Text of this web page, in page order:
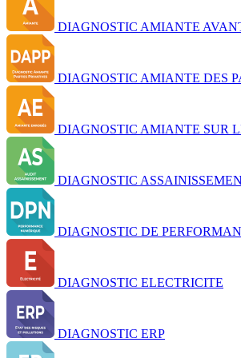
DIAGNOSTIC AMIANTE
DIAGNOSTIC AMIANTE DES
DIAGNOSTIC AMIANTE SUR
DIAGNOSTIC
DIAGNOSTIC DE
DIAGNOSTIC ELECTRICITE
DIAGNOSTIC ERP